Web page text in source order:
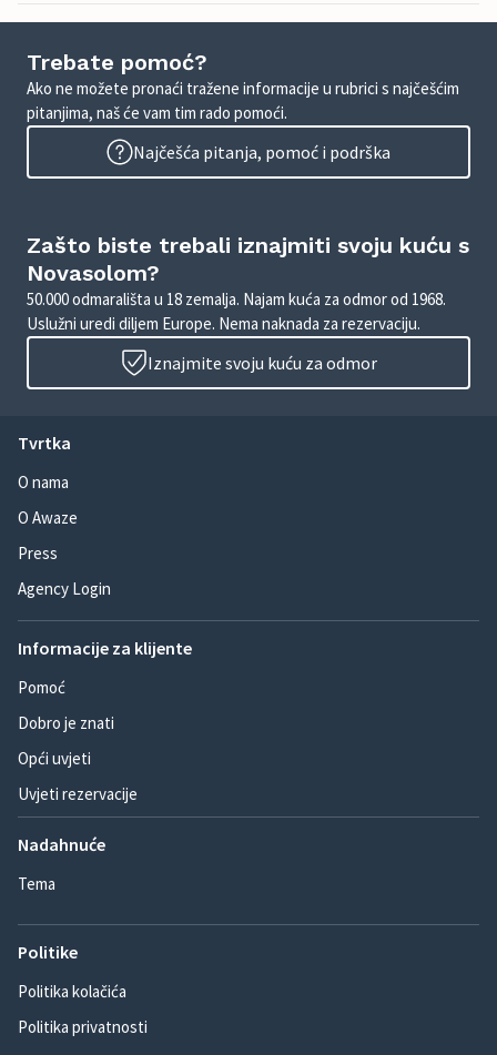
Trebate pomoć?
Ako ne možete pronaći tražene informacije u rubrici s najčešćim
pitanjima, naš će vam tim rado pomoći.
Najčešća pitanja, pomoć i podrška
Zašto biste trebali iznajmiti svoju kuću s
Novasolom?
50.000 odmarališta u 18 zemalja. Najam kuća za odmor od 1968.
Uslužni uredi diljem Europe. Nema naknada za rezervaciju.
Iznajmite svoju kuću za odmor
Tvrtka
O nama
O Awaze
Press
Agency Login
Informacije za klijente
Pomoć
Dobro je znati
Opći uvjeti
Uvjeti rezervacije
Nadahnuće
Tema
Politike
Politika kolačića
Politika privatnosti